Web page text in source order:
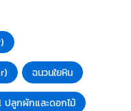
ฉนวนใยหิน
ปลูกผักและดอกไม้